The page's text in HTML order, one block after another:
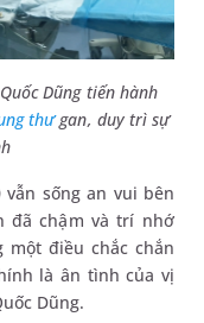
Dũng tiến hành
thưgan, duy trì sự
sống an vui bên
đã chậm và trí nhớ
điều chắc chắn
là ân tình của vị
Dũng.